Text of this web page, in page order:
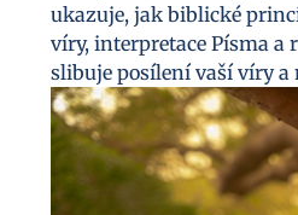
ukazuje, jak biblické
víry, interpretace Písma a
slibuje posílení vaší víry a